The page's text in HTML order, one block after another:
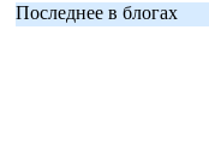
Последнее в блогах